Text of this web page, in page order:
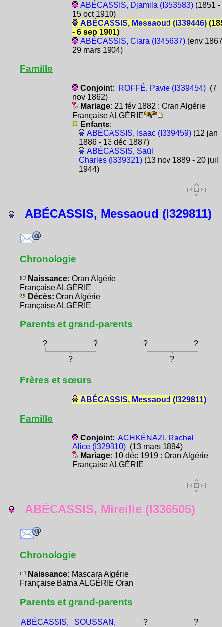
ABÉCASSIS, Djamila (I353583)(1851 -
15 oct 1910)
ABÉCASSIS, Messaoud (I339446)
- 6 sep 1901)
ABÉCASSIS, Clara (I345637)(env
29 mars 1904)
Famille
Conjoint: ROFFÉ, Pavie (I339454)(7
nov 1862)
Mariage: 21 fév 1882 : Oran Algérie
Française ALGÉRIE
Enfants:
ABÉCASSIS, Isaac (I339459)(12 jan
1886 - 13 déc 1887)
ABÉCASSIS, Saül
Charles (I339321)(13 nov 1889 - 20 juil
1944)
ABÉCASSIS, Messaoud (I329811)
Chronologie
Naissance: Oran Algérie
Française ALGÉRIE
Décès: Oran Algérie
Française ALGÉRIE
Parents et grand-parents
? ? ?
?
?
?
Frères et sœurs
ABÉCASSIS, Messaoud (I329811)
Famille
Conjoint: ACHKÉNAZI, Rachel
Alice (I329810)(13 mars 1894)
Mariage: 10 déc 1919 : Oran Algérie
Française ALGÉRIE
ABÉCASSIS, Mireille (I336505)
Chronologie
Naissance: Mascara Algérie
Française Batna ALGÉRIE Oran
Parents et grand-parents
ABÉCASSIS,
SOUSSAN,
? ?